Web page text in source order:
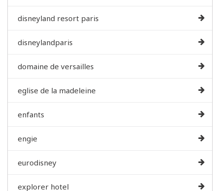
disneyland resort paris
disneylandparis
domaine de versailles
eglise de la madeleine
enfants
engie
eurodisney
explorer hotel